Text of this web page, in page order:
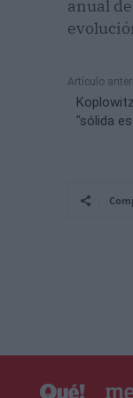
anual
Artículo
"sólida